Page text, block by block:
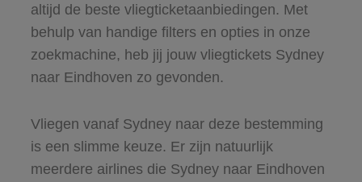
altijd de beste vliegticketaanbiedingen. Met
behulp van handige filters en opties in onze
zoekmachine, heb jij jouw vliegtickets Sydney
naar Eindhoven zo gevonden.
Vliegen vanaf Sydney naar deze bestemming
is een slimme keuze. Er zijn natuurlijk
meerdere airlines die Sydney naar Eindhoven